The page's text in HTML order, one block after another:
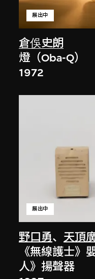
倉俁史朗
展出中
燈（Oba-Q）
1972
野口勇、 天頂
展出中
《無線護士》
人》揚聲器